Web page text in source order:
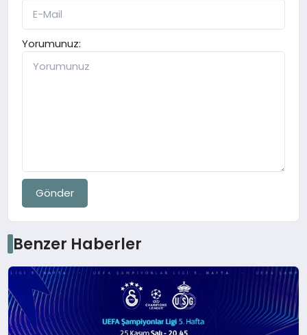
Yorumunuz:
Gönder
Benzer Haberler